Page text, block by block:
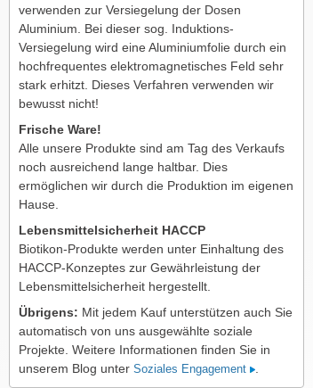
verwenden zur Versiegelung der Dosen
Aluminium. Bei dieser sog. Induktions-
Versiegelung wird eine Aluminiumfolie durch ein
hochfrequentes elektromagnetisches Feld sehr
stark erhitzt. Dieses Verfahren verwenden wir
bewusst nicht!
Frische Ware!
Alle unsere Produkte sind am Tag des Verkaufs
noch ausreichend lange haltbar. Dies
ermöglichen wir durch die Produktion im eigenen
Hause.
Lebensmittelsicherheit HACCP
Biotikon-Produkte werden unter Einhaltung des
HACCP-Konzeptes zur Gewährleistung der
Lebensmittelsicherheit hergestellt.
Übrigens: Mit jedem Kauf unterstützen auch Sie
automatisch von uns ausgewählte soziale
Projekte. Weitere Informationen finden Sie in
unserem Blog unterSoziales Engagement